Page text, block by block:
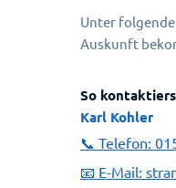
Unter
Auskunft
So
Karl Kohler
📞 Telefon:
📧 E-Mail: